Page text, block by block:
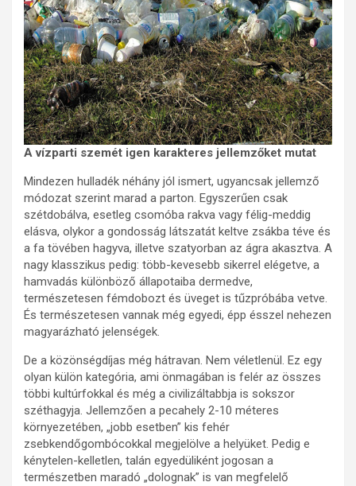
A vízparti szemét igen karakteres jellemzőket mutat
Mindezen hulladék néhány jól ismert, ugyancsak jellemző
módozat szerint marad a parton. Egyszerűen csak
szétdobálva, esetleg csomóba rakva vagy félig-meddig
elásva, olykor a gondosság látszatát keltve zsákba téve és
a fa tövében hagyva, illetve szatyorban az ágra akasztva. A
nagy klasszikus pedig: több-kevesebb sikerrel elégetve, a
hamvadás különböző állapotaiba dermedve,
természetesen fémdobozt és üveget is tűzpróbába vetve.
És természetesen vannak még egyedi, épp ésszel nehezen
magyarázható jelenségek.
De a közönségdíjas még hátravan. Nem véletlenül. Ez egy
olyan külön kategória, ami önmagában is felér az összes
többi kultúrfokkal és még a civilizáltabbja is sokszor
széthagyja. Jellemzően a pecahely 2-10 méteres
környezetében, „jobb esetben” kis fehér
zsebkendőgombócokkal megjelölve a helyüket. Pedig e
kénytelen-kelletlen, talán egyedüliként jogosan a
természetben maradó „dolognak” is van megfelelő